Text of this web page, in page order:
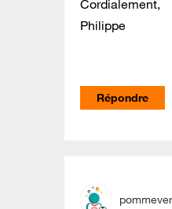
Cordialement,
Philippe
Répondre